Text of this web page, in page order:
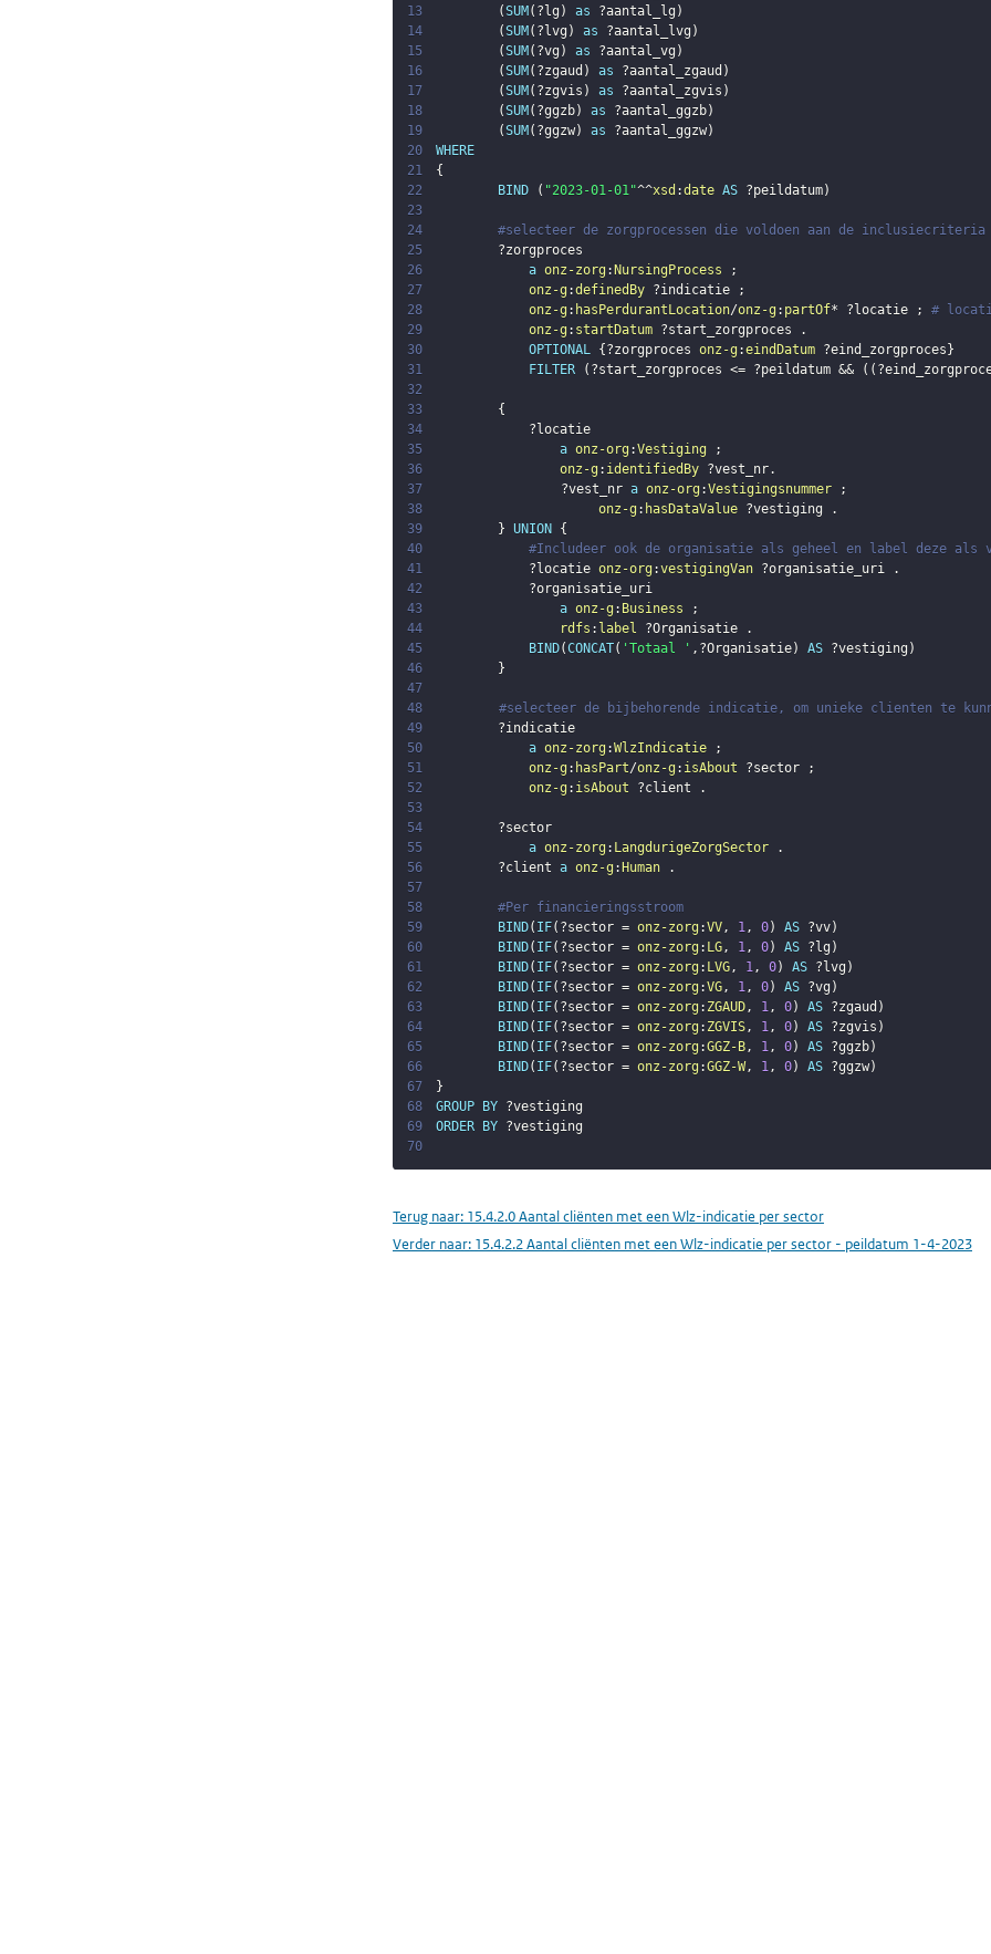
13
(SUM ( ?lg ) as ?aantal_lg )
14
(SUM ( ?lvg ) as ?aantal_lvg )
15
(SUM ( ?vg ) as ?aantal_vg )
16
(SUM ( ?zgaud ) as ?aantal_zgaud )
17
(SUM ( ?zgvis ) as ?aantal_zgvis )
18
(SUM ( ?ggzb) as ?aantal_ggzb)
19
(SUM ( ?ggzw) as ?aantal_ggzw)
20
WHERE
21
{
22
BIND ( "2023-01-01"^^xsd :date AS ?peildatum)
23
24
#selecteer de zorgprocessen die voldoen aan de inclusiecriteria
25
?zorgproces
26
a onz-zorg : NursingProcess
;
27
onz-g :definedBy ?indicatie
;
28
onz-g : hasPerdurantLocation/onz-g : partOf* ?locatie ;
#
29
onz-g : startDatum ?start_zorgproces
.
30
OPTIONAL { ?zorgproces onz-g :eindDatum ?eind_zorgproces }
31
FILTER ( ?start_zorgproces <= ?peildatum && ( (
32
33
{
34
?locatie
35
a onz-org :Vestiging
;
36
onz-g : identifiedBy ?vest_nr.
37
?vest_nr a onz-org :Vestigingsnummer
;
38
onz-g : hasDataValue ?vestiging
.
39
} UNION
{
40
#Includeer ook de organisatie als geheel en label deze als
41
?locatie onz-org :vestigingVan ?organisatie_uri
.
42
?organisatie_uri
43
a onz-g : Business
;
44
rdfs : label ?Organisatie
.
45
BIND(CONCAT( 'Totaal ' , ?Organisatie) AS ?vestiging )
46
}
47
48
#selecteer de bijbehorende indicatie, om unieke clienten te
49
?indicatie
50
a onz-zorg :WlzIndicatie
;
51
onz-g : hasPart/onz-g : isAbout ?sector
;
52
onz-g : isAbout ?client
.
53
54
?sector
55
a onz-zorg : LangdurigeZorgSector
.
56
?client a onz-g : Human
.
57
58
#Per financieringsstroom
59
BIND( IF( ?sector = onz-zorg :VV, 1, 0) AS ?vv)
60
BIND( IF( ?sector = onz-zorg : LG, 1, 0) AS ?lg )
61
BIND( IF( ?sector = onz-zorg : LVG, 1, 0) AS ?lvg )
62
BIND( IF( ?sector = onz-zorg :VG, 1, 0) AS ?vg )
63
BIND( IF( ?sector = onz-zorg : ZGAUD, 1, 0) AS ?zgaud )
64
BIND( IF( ?sector = onz-zorg : ZGVIS, 1, 0) AS ?zgvis )
65
BIND( IF( ?sector = onz-zorg :GGZ-B, 1, 0) AS ?ggzb)
66
BIND( IF( ?sector = onz-zorg :GGZ-W, 1, 0) AS ?ggzw)
67
}
68
GROUP BY ?vestiging
69
ORDER BY ?vestiging
70
Terug naar: 15.4.2.0 Aantal cliënten met een Wlz-indicatie per sector
Verder naar: 15.4.2.2 Aantal cliënten met een Wlz-indicatie per sector - peildatum 1-4-2023